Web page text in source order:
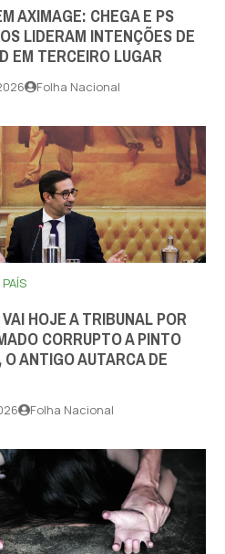
AXIMAGE: CHEGA E PS
LIDERAM INTENÇÕES DE
EM TERCEIRO LUGAR
Folha Nacional
PAÍS
HOJE A TRIBUNAL POR
CORRUPTO A PINTO
ANTIGO AUTARCA DE
Folha Nacional